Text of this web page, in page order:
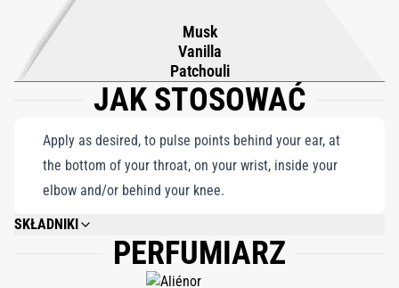
odzwierciedla radosną gorliwość, która przenika tę mistyczną
krainę. Lalibela Eau de Parfum splata aromatyczny gobelin róży,
kadzidła, paczuli i innych cennych elementów, tworząc zapach,
który staje się historią, zmysłową pielgrzymką do serca Lalibeli.
Musk
Vanilla
Patchouli
JAK STOSOWAĆ
Apply as desired, to pulse points behind your ear, at
the bottom of your throat, on your wrist, inside your
elbow and/or behind your knee.
SKŁADNIKI
ALCOHOL DENAT., PARFUM (FRAGRANCE), AQUA (WATER), ETHYLHEXYL
METHOXYCINNAMATE, ETHYLHEXYL SALICYLATE, BUTYL
METHOXYDIBENZOYLMETHANE, BENZYL SALICYLATE, GERANIOL, HEXYL
PERFUMIARZ